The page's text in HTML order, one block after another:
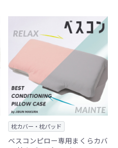
枕カバー・枕パッド
ベスコンピロー専用まくらカバ